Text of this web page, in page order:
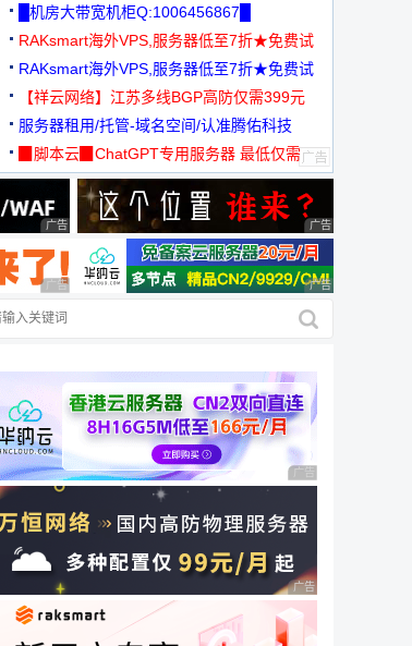
█机房大带宽机柜Q:1006456867█
RAKsmart海外VPS,服务器低至7折★免费试
用★
RAKsmart海外VPS,服务器低至7折★免费试
用★
【祥云网络】江苏多线BGP高防仅需399元
服务器租用/托管-域名空间/认准腾佑科技
▉脚本云▉ChatGPT专用服务器 最低仅需
19元/月
广告 商业广告，理性选择 广告 商业广告，理
广告 商业广告，理性选择 广告 商业广告，理
广告 商业广告，理性
广告 商业广告，理性